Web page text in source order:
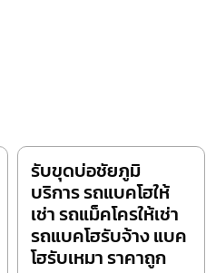
รับขุดบ่อชัยภูมิ
บริการ รถแบคโฮให้
เช่า รถแม็คโครให้เช่า
รถแบคโฮรับจ้าง แบค
โฮรับเหมา ราคาถูก